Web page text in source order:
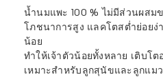
น้ำนมแพะ 100 % ไม่มีส่วนผสม
โภชนาการสูง แลคโตสต่ำย่อยง่
น้อย
ทำให้เจ้าตัวน้อยทั้งหลาย เติบโ
เหมาะสำหรับลูกสุนัขและลูกแม